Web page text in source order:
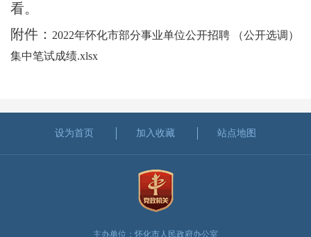
看。
附件： 2022年怀化市部分事业单位公开招聘 （公开选调）
集中笔试成绩.xlsx
设为首页 加入收藏 站点地图
主办单位：怀化市人民政府办公室